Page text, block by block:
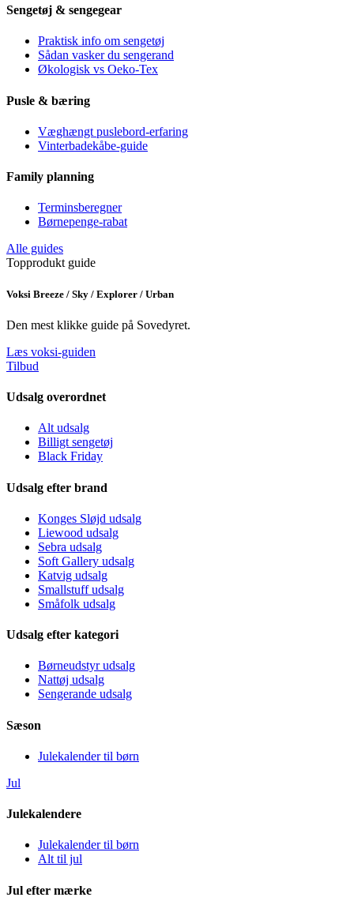
Sengetøj & sengegear
Praktisk info om sengetøj
Sådan vasker du sengerand
Økologisk vs Oeko-Tex
Pusle & bæring
Væghængt puslebord-erfaring
Vinterbadekåbe-guide
Family planning
Terminsberegner
Børnepenge-rabat
Alle guides
Topprodukt guide
Voksi Breeze / Sky / Explorer / Urban
Den mest klikke guide på Sovedyret.
Læs voksi-guiden
Tilbud
Udsalg overordnet
Alt udsalg
Billigt sengetøj
Black Friday
Udsalg efter brand
Konges Sløjd udsalg
Liewood udsalg
Sebra udsalg
Soft Gallery udsalg
Katvig udsalg
Smallstuff udsalg
Småfolk udsalg
Udsalg efter kategori
Børneudstyr udsalg
Nattøj udsalg
Sengerande udsalg
Sæson
Julekalender til børn
Jul
Julekalendere
Julekalender til børn
Alt til jul
Jul efter mærke